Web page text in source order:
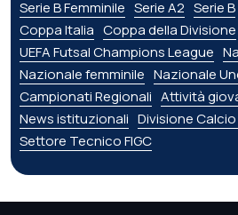
Serie B Femminile Serie A2 Serie B
Coppa Italia Coppa della Divisione
UEFA Futsal Champions League
Nazionale femminile Nazionale
Campionati Regionali Attività
News istituzionali Divisione Calcio
Settore Tecnico FIGC